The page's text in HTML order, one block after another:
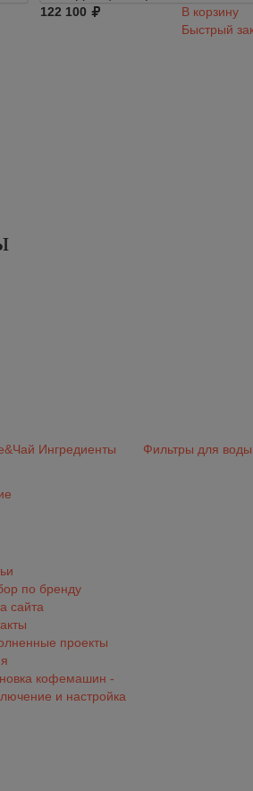
122 100
В корзину
Быстрый
Ингредиенты Фильтры для воды
по бренду
сайта
проекты
кофемашин -
и настройка